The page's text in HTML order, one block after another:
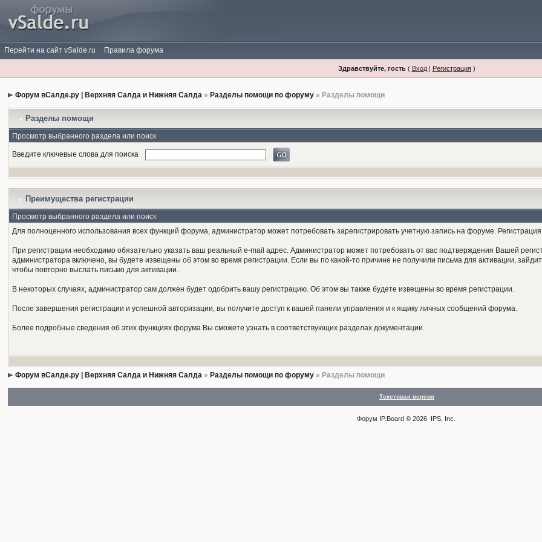
Перейти на сайт vSalde.ru Правила форума
Здравствуйте, гость( Вход| Регистрация)
Форум вСалде.ру | Верхняя Салда и Нижняя Салда » Разделы помощи по форуму » Разделы помощи
Разделы помощи
Просмотр выбранного раздела или поиск
Введите ключевые слова для поиска
Преимущества регистрации
Просмотр выбранного раздела или поиск
Для полноценного использования всех функций форума, администратор может потребовать зарегистрировать учетную запись на форуме.
При регистрации необходимо обязательно указать ваш реальный e-mail адрес. Администратор может потребовать от вас подтверждения Вашей
администратора включено, вы будете извещены об этом во время регистрации. Если вы по какой-то причине не получили письма для активации,
чтобы повторно выслать письмо для активации.
В некоторых случаях, администратор сам должен будет одобрить вашу регистрацию. Об этом вы также будете извещены во время регистрации.
После завершения регистрации и успешной авторизации, вы получите доступ к вашей панели управления и к ящику личных сообщений форума.
Более подробные сведения об этих функциях форума Вы сможете узнать в соответствующих разделах документации.
Форум вСалде.ру | Верхняя Салда и Нижняя Салда » Разделы помощи по форуму » Разделы помощи
Текстовая версия
Форум IP.Board © 2026 IPS, Inc